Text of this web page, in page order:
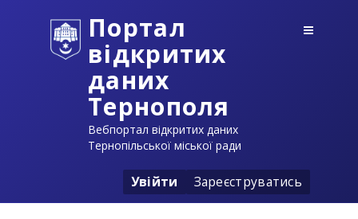
Портал
відкритих
даних
Тернополя
Вебпортал відкритих даних
Тернопільської міської ради
Увійти Зареєструватись